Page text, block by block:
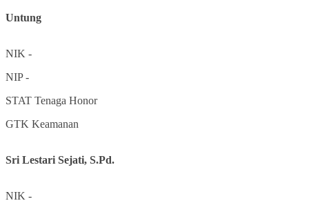
Untung
NIK -
NIP-
STAT Tenaga Honor
GTK Keamanan
Sri Lestari Sejati, S.Pd.
NIK -